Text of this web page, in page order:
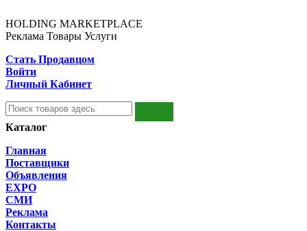
HOLDING MARKETPLACE
Реклама Товары Услуги
Стать Продавцом
Войти
Личный Кабинет
Каталог
Главная
Поставщики
Объявления
EXPO
СМИ
Реклама
Контакты